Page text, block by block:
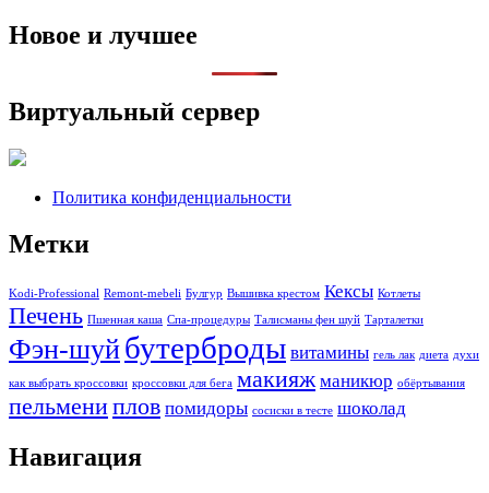
Новое и лучшее
Виртуальный сервер
Политика конфиденциальности
Метки
Kodi-Professional Remont-mebeli Булгур Вышивка крестом Кексы Котлеты
Печень Пшенная каша Спа-процедуры Талисманы фен шуй Тарталетки
Фэн-шуйбутерброды витамины гель лак диета духи
как выбрать кроссовки кроссовки для бега макияж маникюр обёртывания
пельмениплов помидоры сосиски в тесте шоколад
Навигация